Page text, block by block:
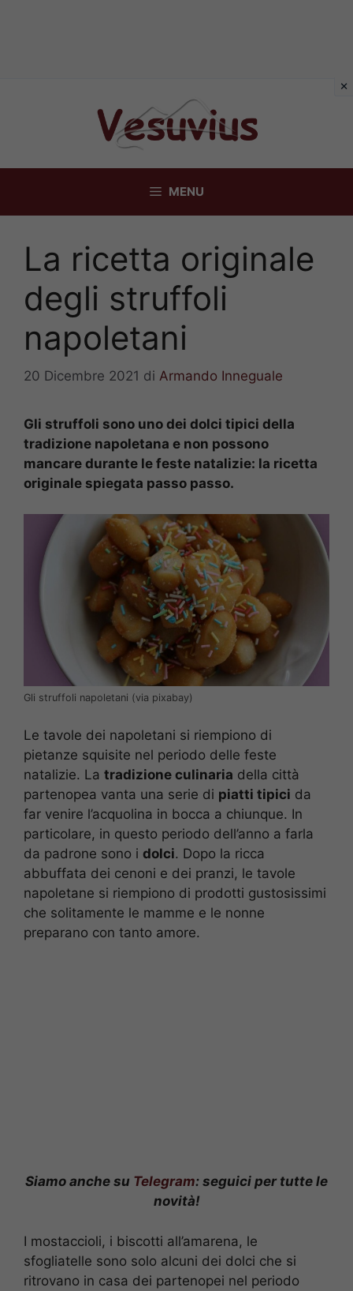
MENU
La ricetta originale
degli struffoli
napoletani
20 Dicembre 2021 di Armando Inneguale
Gli struffoli sono uno dei dolci tipici della
tradizione napoletana e non possono
mancare durante le feste natalizie: la ricetta
originale spiegata passo passo.
Gli struffoli napoletani (via pixabay)
Le tavole dei napoletani si riempiono di
pietanze squisite nel periodo delle feste
natalizie. La tradizione culinaria della città
partenopea vanta una serie di piatti tipici da
far venire l’acquolina in bocca a chiunque. In
particolare, in questo periodo dell’anno a farla
da padrone sono i dolci. Dopo la ricca
abbuffata dei cenoni e dei pranzi, le tavole
napoletane si riempiono di prodotti gustosissimi
che solitamente le mamme e le nonne
preparano con tanto amore.
Siamo anche su Telegram: seguici per tutte le
novità!
I mostaccioli, i biscotti all’amarena, le
sfogliatelle sono solo alcuni dei dolci che si
ritrovano in casa dei partenopei nel periodo